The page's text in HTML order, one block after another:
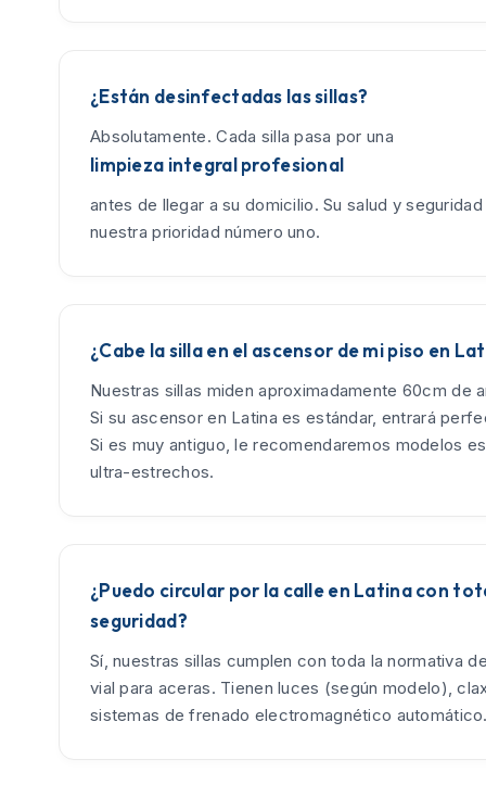
¿Están desinfectadas las sillas?
Absolutamente. Cada silla pasa por una
limpieza integral profesional
antes de llegar a su domicilio. Su salud y
nuestra prioridad número uno.
¿Cabe la silla en el ascensor de mi piso en
Nuestras sillas miden aproximadamente 60cm de
Si su ascensor en Latina es estándar, entrará
Si es muy antiguo, le recomendaremos modelos
ultra-estrechos.
¿Puedo circular por la calle en Latina con
seguridad?
Sí, nuestras sillas cumplen con toda la normativa
vial para aceras. Tienen luces (según modelo),
sistemas de frenado electromagnético